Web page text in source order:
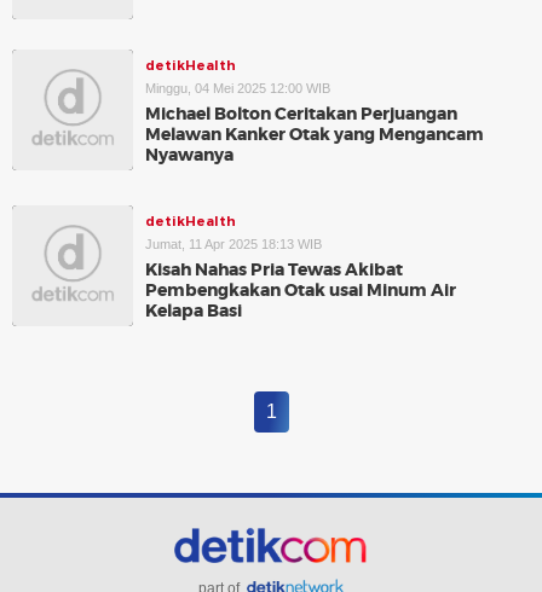
detikHealth
Minggu, 04 Mei 2025 12:00 WIB
Michael Bolton Ceritakan Perjuangan
Melawan Kanker Otak yang Mengancam
Nyawanya
detikHealth
Jumat, 11 Apr 2025 18:13 WIB
Kisah Nahas Pria Tewas Akibat
Pembengkakan Otak usai Minum Air
Kelapa Basi
1
part of